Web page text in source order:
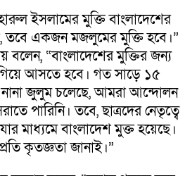
ইসলামের মুক্তি বাংলাদেশের
তবে একজন মজলুমের মুক্তি হবে।”
“বাংলাদেশের মুক্তির জন্য
আসতে হবে। গত সাড়ে ১৫
জুলুম চলেছে, আমরা আন্দোলন
পারিনি। তবে, ছাত্রদের নেতৃত্বে
মাধ্যমে বাংলাদেশ মুক্ত হয়েছে।
কৃতজ্ঞতা জানাই।”